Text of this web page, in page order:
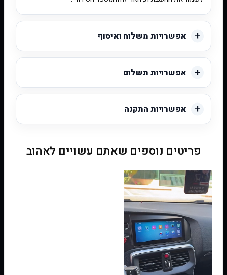
אפשרויות משלוח ואיסוף
אפשרויות תשלום
אפשרויות התקנה
פריטים נוספים שאתם עשויים לאהוב